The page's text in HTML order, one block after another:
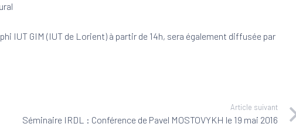
IUT GIM (IUT de Lorient) à partir de 14h, sera également diffusée par
Article suivant
Séminaire IRDL : Conférence de Pavel MOSTOVYKH le 19 mai 2016